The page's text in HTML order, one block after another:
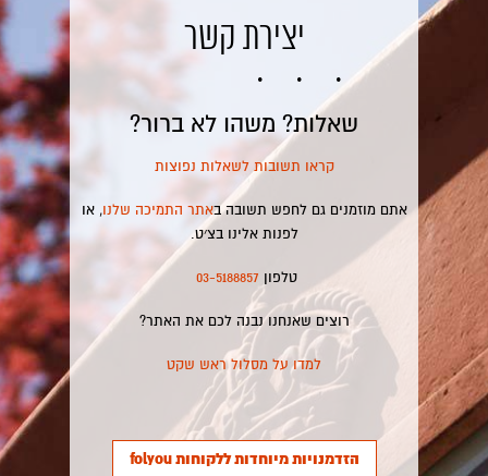
יצירת קשר
שאלות? משהו לא ברור?
קראו תשובות לשאלות נפוצות
אתם מוזמנים גם לחפש תשובה באתר התמיכה שלנו, או
לפנות אלינו בצ׳ט.
טלפון 03-5188857
רוצים שאנחנו נבנה לכם את האתר?
למדו על מסלול ראש שקט
הזדמנויות מיוחדות ללקוחות folyou